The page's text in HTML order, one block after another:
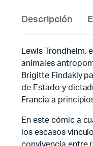
Descripción
Lewis Trondheim,
animales
Brigitte Findakly
de Estado y
Francia a
En este cómic a
los escasos